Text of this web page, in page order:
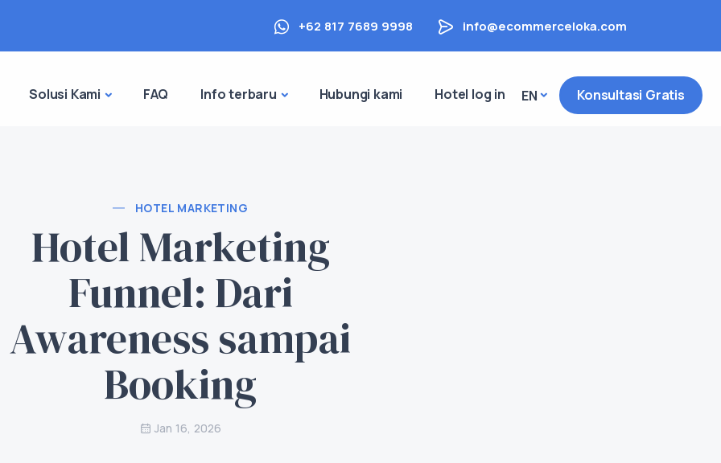
+62 817 7689 9998 info@ecommerceloka.com
Solusi Kami FAQ Info terbaru Hubungi kami Hotel log in EN Konsultasi Gratis
HOTEL MARKETING
Hotel Marketing
Funnel: Dari
Awareness sampai
Booking
Jan 16, 2026